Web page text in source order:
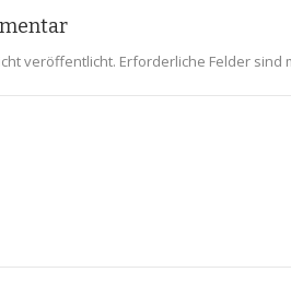
veröffentlicht. Erforderliche Felder sind